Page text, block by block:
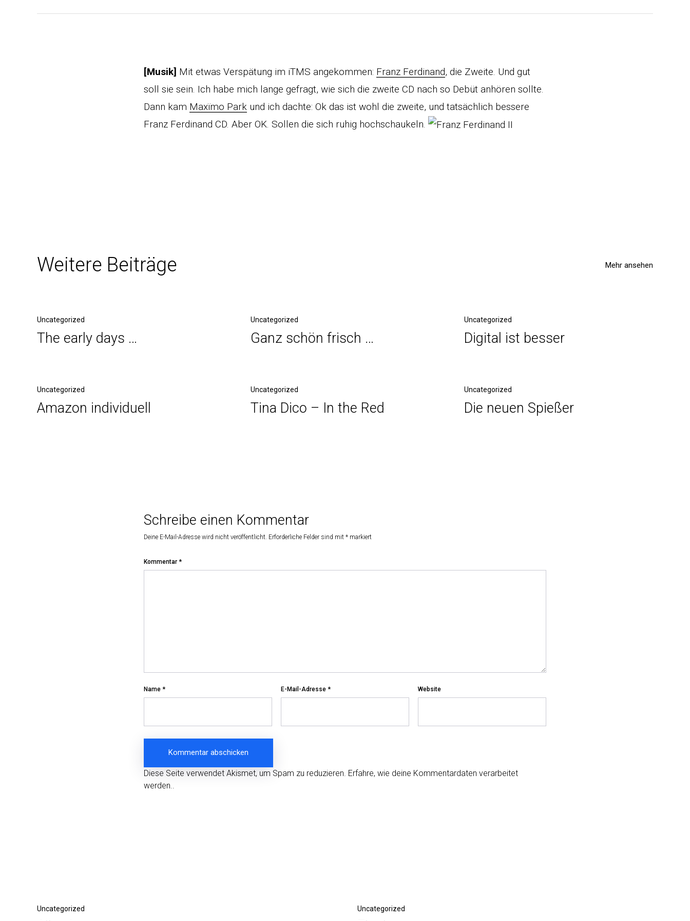
[Musik] Mit etwas Verspätung im iTMS angekommen: Franz Ferdinand, die Zweite. Und gut
soll sie sein. Ich habe mich lange gefragt, wie sich die zweite CD nach so Debüt anhören sollte.
Dann kam Maxïmo Park und ich dachte: Ok das ist wohl die zweite, und tatsächlich bessere
Franz Ferdinand CD. Aber OK. Sollen die sich ruhig hochschaukeln.
Weitere Beiträge Mehr ansehen
Uncategorized
The early days …
Uncategorized
Ganz schön frisch …
Uncategorized
Digital ist besser
Uncategorized
Amazon individuell
Uncategorized
Tina Dico – In the Red
Uncategorized
Die neuen Spießer
Schreibe einen Kommentar
Deine E-Mail-Adresse wird nicht veröffentlicht. Erforderliche Felder sind mit * markiert
Kommentar *
Name * E-Mail-Adresse * Website
Diese Seite verwendet Akismet, um Spam zu reduzieren. Erfahre, wie deine Kommentardaten verarbeitet
werden..
Vorheriger
Uncategorized
Nächster
Uncategorized